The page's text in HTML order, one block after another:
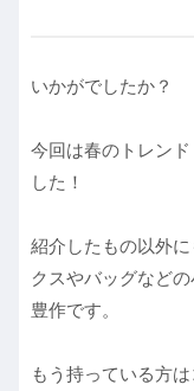
いかがでしたか？
今回は春のトレンド
した！
紹介したもの以外
クスやバッグなど
豊作です。
もう持っている方